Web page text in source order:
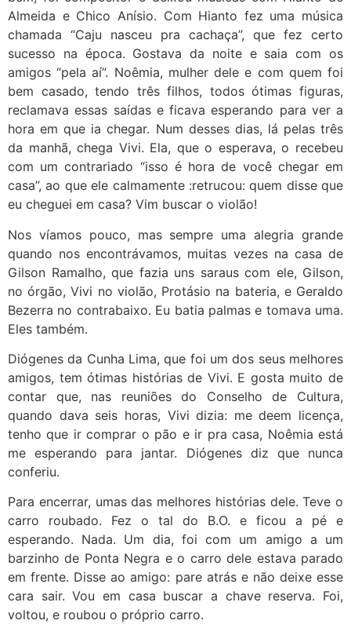
Almeida e Chico Anísio. Com Hianto fez uma música
chamada “Caju nasceu pra cachaça”, que fez certo
sucesso na época. Gostava da noite e saia com os
amigos “pela aí”. Noêmia, mulher dele e com quem foi
bem casado, tendo três filhos, todos ótimas figuras,
reclamava essas saídas e ficava esperando para ver a
hora em que ia chegar. Num desses dias, lá pelas três
da manhã, chega Vivi. Ela, que o esperava, o recebeu
com um contrariado “isso é hora de você chegar em
casa”, ao que ele calmamente :retrucou: quem disse que
eu cheguei em casa? Vim buscar o violão!
Nos víamos pouco, mas sempre uma alegria grande
quando nos encontrávamos, muitas vezes na casa de
Gilson Ramalho, que fazia uns saraus com ele, Gilson,
no órgão, Vivi no violão, Protásio na bateria, e Geraldo
Bezerra no contrabaixo. Eu batia palmas e tomava uma.
Eles também.
Diógenes da Cunha Lima, que foi um dos seus melhores
amigos, tem ótimas histórias de Vivi. E gosta muito de
contar que, nas reuniões do Conselho de Cultura,
quando dava seis horas, Vivi dizia: me deem licença,
tenho que ir comprar o pão e ir pra casa, Noêmia está
me esperando para jantar. Diógenes diz que nunca
conferiu.
Para encerrar, umas das melhores histórias dele. Teve o
carro roubado. Fez o tal do B.O. e ficou a pé e
esperando. Nada. Um dia, foi com um amigo a um
barzinho de Ponta Negra e o carro dele estava parado
em frente. Disse ao amigo: pare atrás e não deixe esse
cara sair. Vou em casa buscar a chave reserva. Foi,
voltou, e roubou o próprio carro.